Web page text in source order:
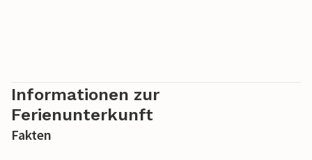
Informationen zur
Ferienunterkunft
Fakten